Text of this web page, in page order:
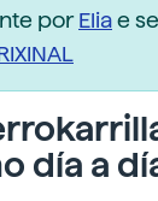
porEliae
día a